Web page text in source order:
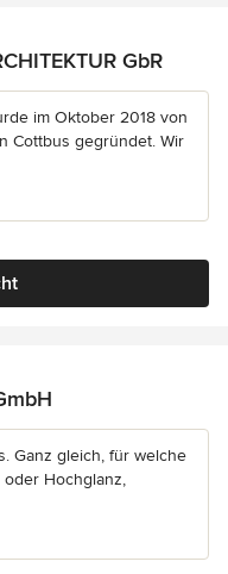
GbR
im Oktober 2018 von
Cottbus gegründet. Wir
Ganz gleich, für welche
Hochglanz,